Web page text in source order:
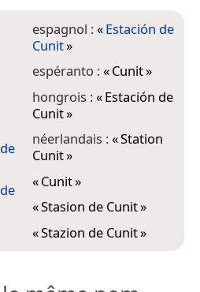
espagnol :«Estación de
Cunit»
espéranto :«Cunit»
hongrois :«Estación de
Cunit»
néerlandais :«Station
Cunit»
«Cunit»
«Stasion de Cunit»
«Stazion de Cunit»